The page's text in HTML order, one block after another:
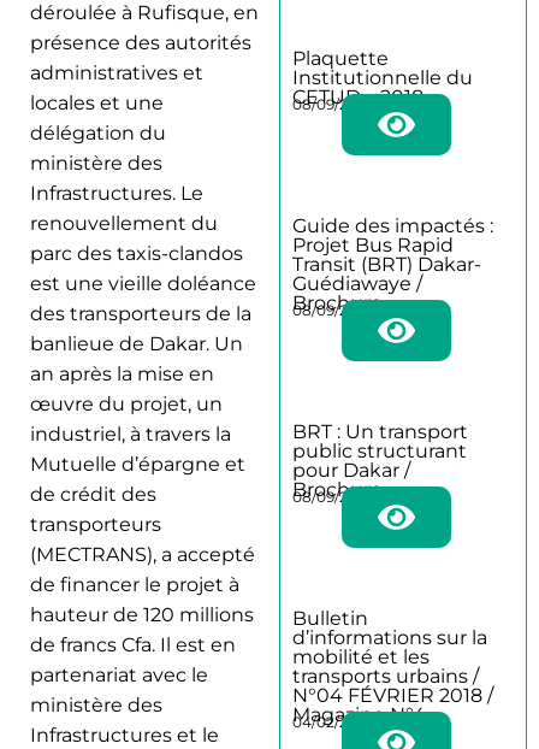
déroulée à Rufisque, en
présence des autorités
administratives et
locales et une
délégation du
ministère des
Infrastructures. Le
renouvellement du
parc des taxis-clandos
est une vieille doléance
des transporteurs de la
banlieue de Dakar. Un
an après la mise en
œuvre du projet, un
industriel, à travers la
Mutuelle d’épargne et
de crédit des
transporteurs
(MECTRANS), a accepté
de financer le projet à
hauteur de 120 millions
de francs Cfa. Il est en
partenariat avec le
ministère des
Infrastructures et le
Plaquette
Institutionnelle du
CETUD – 2018
08/09/2025
Guide des impactés :
Projet Bus Rapid
Transit (BRT) Dakar-
Guédiawaye /
Brochure
08/09/2025
BRT : Un transport
public structurant
pour Dakar /
Brochure
08/09/2025
Bulletin
d’informations sur la
mobilité et les
transports urbains /
N°04 FÉVRIER 2018 /
Magazine N°4
04/02/2018